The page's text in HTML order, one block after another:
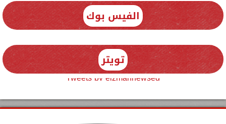
الفيس بوك
تويتر
Tweets by elzmannewseg